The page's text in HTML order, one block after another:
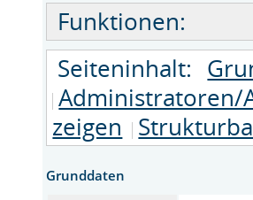
Funktionen:
Seiteninhalt:
zeigen
Grunddaten